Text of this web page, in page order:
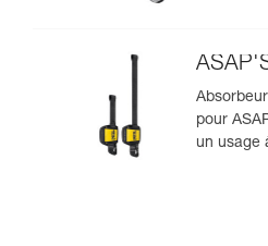
pour
un usage